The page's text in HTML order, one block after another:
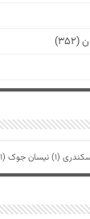
(۳۵۲)
(1) نیسان جوک (1)